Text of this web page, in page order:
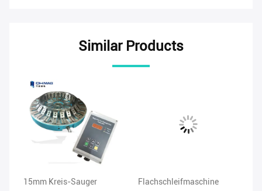
Similar Products
15mm Kreis-Sauger
Flachschleifmaschine